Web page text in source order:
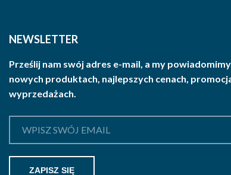
NEWSLETTER
Prześlij nam swój adres e-mail, a my
nowych produktach, najlepszych cenach,
wyprzedażach.